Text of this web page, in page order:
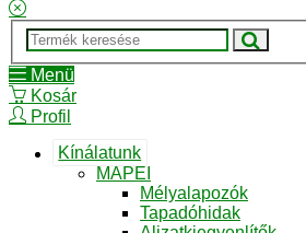
Menü
Kosár
Profil
Kínálatunk
MAPEI
Mélyalapozók
Tapadóhidak